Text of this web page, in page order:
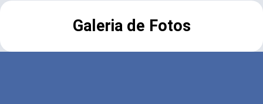
Galeria de Fotos